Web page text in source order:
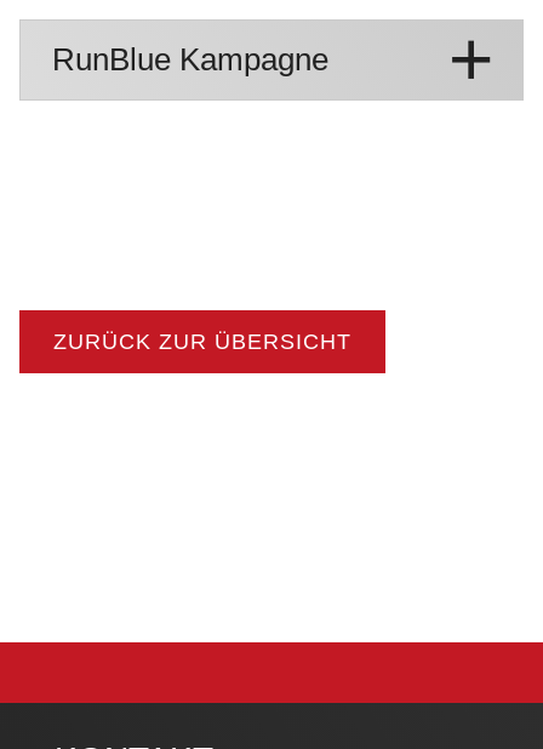
RunBlue Kampagne
ZURÜCK ZUR ÜBERSICHT